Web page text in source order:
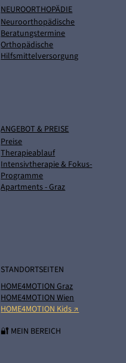
STANDORTSEITEN
HOME4MOTION Graz
HOME4MOTION Wien
HOME4MOTION Kids ↗
🔐 MEIN BEREICH
ANGEBOT & PREISE
Preise
Therapieablauf
Intensivtherapie & Fokus-
Programme
Apartments - Graz
NEUROORTHOPÄDIE
Neuroorthopädische
Beratungstermine
Orthopädische
Hilfsmittelversorgung